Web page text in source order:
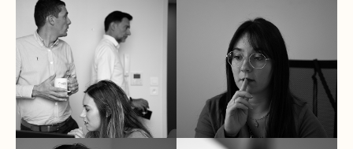
Pôle IT